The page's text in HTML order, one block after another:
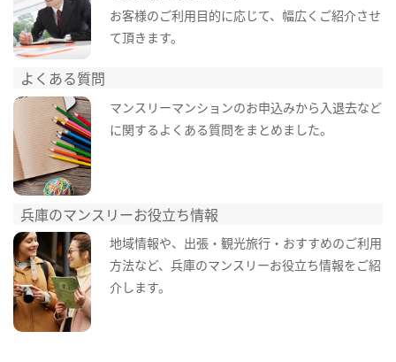
お客様のご利用目的に応じて、幅広くご紹介させ
て頂きます。
よくある質問
マンスリーマンションのお申込みから入退去など
に関するよくある質問をまとめました。
兵庫のマンスリーお役立ち情報
地域情報や、出張・観光旅行・おすすめのご利用
方法など、兵庫のマンスリーお役立ち情報をご紹
介します。